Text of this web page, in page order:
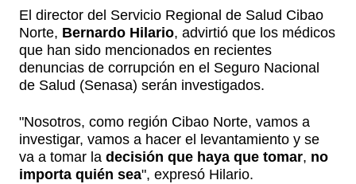
El director del Servicio Regional de Salud Cibao
Norte, Bernardo Hilario, advirtió que los médicos
que han sido mencionados en recientes
denuncias de corrupción en el Seguro Nacional
de Salud (Senasa) serán investigados.
"Nosotros, como región Cibao Norte, vamos a
investigar, vamos a hacer el levantamiento y se
va a tomar la decisión que haya que tomar, no
importa quién sea", expresó Hilario.